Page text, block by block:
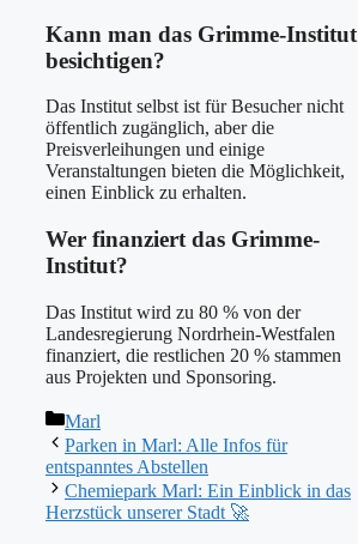
Kann man das Grimme-Institut
besichtigen?
Das Institut selbst ist für Besucher nicht
öffentlich zugänglich, aber die
Preisverleihungen und einige
Veranstaltungen bieten die Möglichkeit,
einen Einblick zu erhalten.
Wer finanziert das Grimme-
Institut?
Das Institut wird zu 80 % von der
Landesregierung Nordrhein-Westfalen
finanziert, die restlichen 20 % stammen
aus Projekten und Sponsoring.
Kategorien
Marl
Parken in Marl: Alle Infos für
entspanntes Abstellen
Chemiepark Marl: Ein Einblick in das
Herzstück unserer Stadt 🚀